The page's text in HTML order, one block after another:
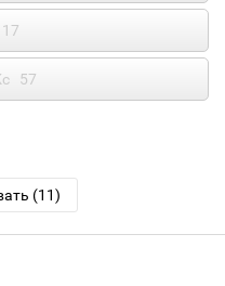
17
57
(11)